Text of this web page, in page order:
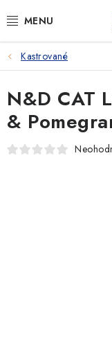
na
PSI
KOČKY
KONĚ
KRÁLÍCI/
Kastrované
N&D CAT
&